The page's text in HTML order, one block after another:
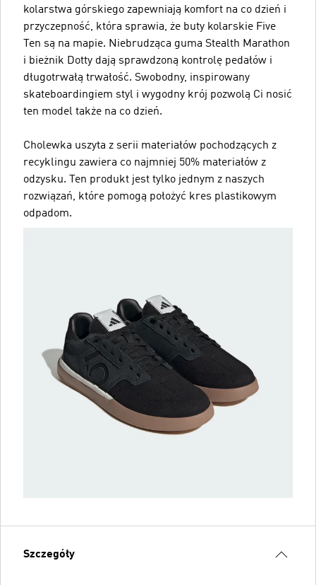
kolarstwa górskiego zapewniają komfort na co dzień i
przyczepność, która sprawia, że buty kolarskie Five
Ten są na mapie. Niebrudząca guma Stealth Marathon
i bieżnik Dotty dają sprawdzoną kontrolę pedałów i
długotrwałą trwałość. Swobodny, inspirowany
skateboardingiem styl i wygodny krój pozwolą Ci nosić
ten model także na co dzień.
Cholewka uszyta z serii materiałów pochodzących z
recyklingu zawiera co najmniej 50% materiałów z
odzysku. Ten produkt jest tylko jednym z naszych
rozwiązań, które pomogą położyć kres plastikowym
odpadom.
Szczegóły